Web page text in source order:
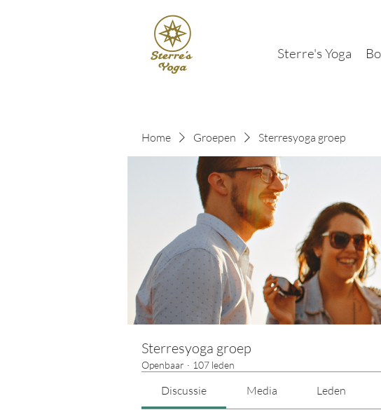
Sterre's Yoga
Home Groepen Sterresyoga groep
Sterresyoga groep
Openbaar · 107 leden
Discussie Media Leden